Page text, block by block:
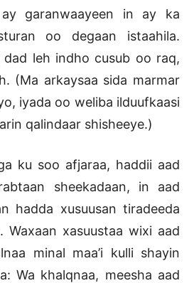
garanwaayeen in ay ka
oo degaan istaahila.
dad leh indho cusub oo raq,
(Ma arkaysaa sida marmar
iyada oo weliba ilduufkaasi
qalindaar shisheeye.)
ku soo afjaraa, haddii aad
sheekadaan, in aad
hadda xusuusan tiradeeda
Waxaan xasuustaa wixi aad
minal maa’i kulli shayin
Wa khalqnaa, meesha aad